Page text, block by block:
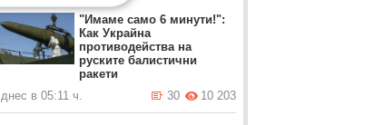
"Имаме само 6 минути!":
Как Украйна
противодейства на
руските балистични
ракети
днес в 05:11 ч.
10 203
30